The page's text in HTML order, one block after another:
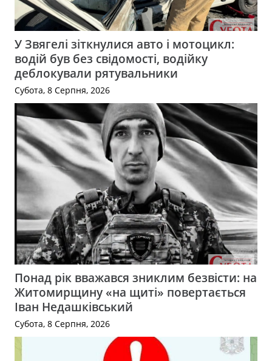
У Звягелі зіткнулися авто і мотоцикл:
водій був без свідомості, водійку
деблокували рятувальники
Субота, 8 Серпня, 2026
Понад рік вважався зниклим безвісти: на
Житомирщину «на щиті» повертається
Іван Недашківський
Субота, 8 Серпня, 2026